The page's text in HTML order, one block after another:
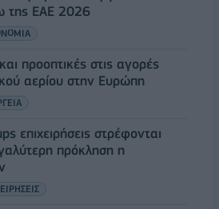
της ΕΑΕ 2026
προοπτικές στις αγορές
αερίου στην Ευρώπη
επιχειρήσεις στρέφονται
πρόκληση η